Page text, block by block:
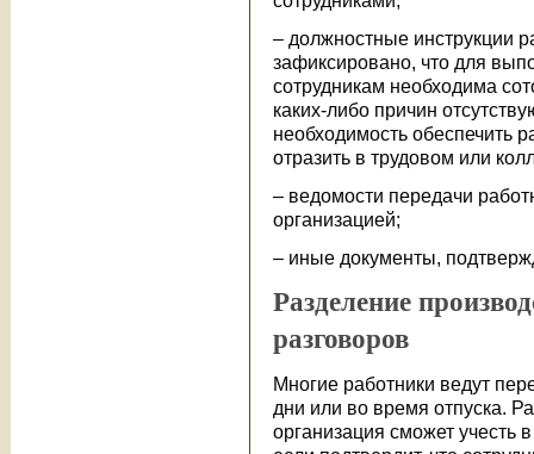
– должностные инструкции
зафиксировано, что для
сотрудникам необходима
каких-либо причин
необходимость обеспечить
отразить в трудовом или
– ведомости передачи
организацией;
– иные документы,
Разделение
разговоров
Многие работники ведут
дни или во время отпуска.
организация сможет учесть